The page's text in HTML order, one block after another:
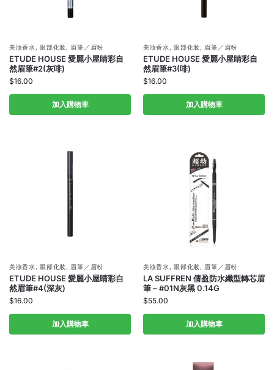
美妝香水 ,眼部化妝, 眉筆／眉粉
ETUDE HOUSE 愛麗小屋睛彩自
然眉筆#2(灰啡)
$16.00
加入購物車
美妝香水 ,眼部化妝, 眉筆／眉粉
ETUDE HOUSE 愛麗小屋睛彩自
然眉筆#3(啡)
$16.00
加入購物車
美妝香水 ,眼部化妝, 眉筆／眉粉
ETUDE HOUSE 愛麗小屋睛彩自
然眉筆#4(深灰)
$16.00
加入購物車
美妝香水 ,眼部化妝, 眉筆／眉粉
LA SUFFREN 倩盈防水纖型轉芯眉
筆 – #01N灰黑 0.14G
$55.00
加入購物車